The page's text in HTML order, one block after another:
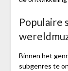
Populaire
Binnen het
subgenres te